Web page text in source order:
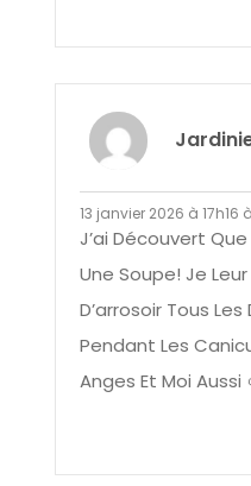
13 janvier 2026 à 17h16
J’ai Découvert
Une Soupe! Je
D’arrosoir Tous
Pendant Les
Anges Et Moi Aussi